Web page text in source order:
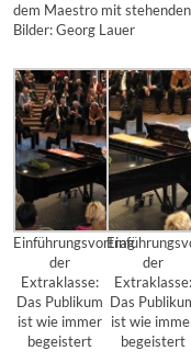
dem Maestro mit
Bilder: Georg Lauer
Einführungsvortrag
der
Extraklasse:
Das Publikum
ist wie immer
begeistert
der
Extraklasse:
Das
ist wie
begeistert